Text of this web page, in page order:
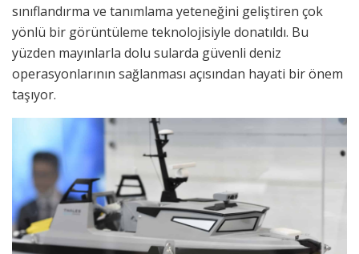
sınıflandırma ve tanımlama yeteneğini geliştiren çok
yönlü bir görüntüleme teknolojisiyle donatıldı. Bu
yüzden mayınlarla dolu sularda güvenli deniz
operasyonlarının sağlanması açısından hayati bir önem
taşıyor.